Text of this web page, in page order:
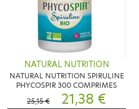
NATURAL NUTRITION
NATURAL NUTRITION SPIRULINE
PHYCOSPIR 300 COMPRIMES
25,15 €
21,38 €